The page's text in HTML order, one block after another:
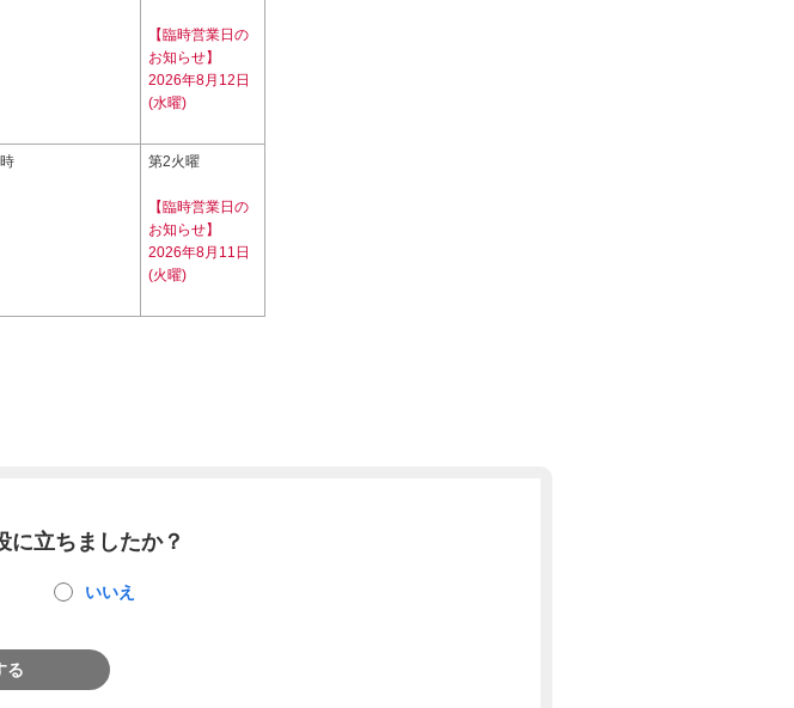
【臨時営業日の
お知らせ】
2026年8月12日
(水曜)
第2火曜
【臨時営業日の
お知らせ】
2026年8月11日
(火曜)
に立ちましたか？
いいえ
る